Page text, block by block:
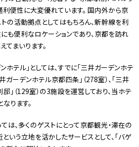
利便性に大変優れています。 国内外から京
の活動拠点としてはもちろん、新幹線を利
も便利なロケーションであり、京都を訪れ
まいります。
ホテル」としては、すでに「三井ガーデンホテ
ガーデンホテル京都四条」（278室）、「三井
」（129室）の3施設を運営しており、当ホテ
ります。
は、多くのゲストにとって京都観光・滞在の
いう立地を活かしたサービスとして、「バゲ